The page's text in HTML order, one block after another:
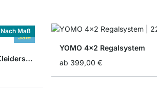
Sale
Nach Maß
WALK-IN 303 Regalsystem Kleiderschrank
YOMO 4x2 Regalsystem
ab 399,00 €